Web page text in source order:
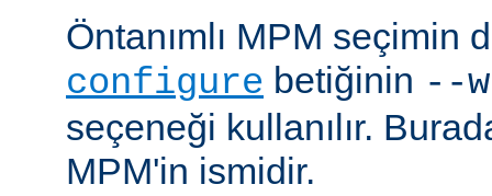
Öntanımlı MPM seçimin
configure betiğinin --
seçeneği kullanılır.
MPM'in ismidir.